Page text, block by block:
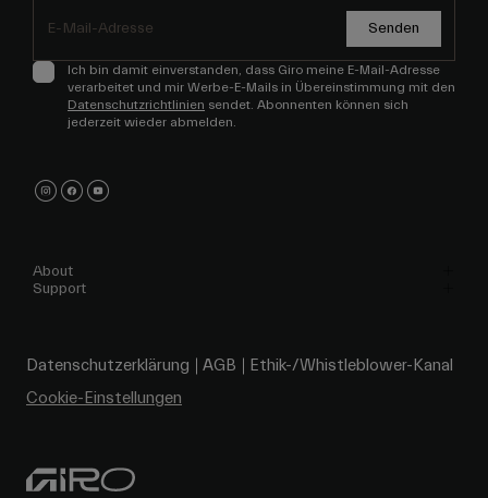
Senden
Ich bin damit einverstanden, dass Giro meine E-Mail-Adresse
verarbeitet und mir Werbe-E-Mails in Übereinstimmung mit den
Datenschutzrichtlinien sendet. Abonnenten können sich
jederzeit wieder abmelden.
About
Support
Datenschutzerklärung AGB
Ethik-/Whistleblower-Kanal
Cookie-Einstellungen